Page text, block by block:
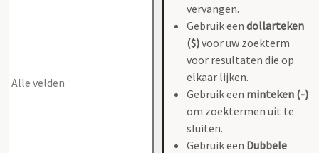
vervangen.
Gebruik een dollarteken
($)voor uw zoekterm
voor resultaten die op
elkaar lijken.
Gebruik een minteken (-)
om zoektermen uit te
sluiten.
Gebruik een Dubbele